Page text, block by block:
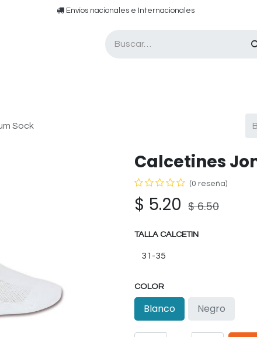
​​ E​nvíos nacionales e ​​​Internacionales​
Sock
Calcetines
(0 reseña)
$ 5.20 $6.50
TALLA CALCETIN
COLOR
Blanco Negro